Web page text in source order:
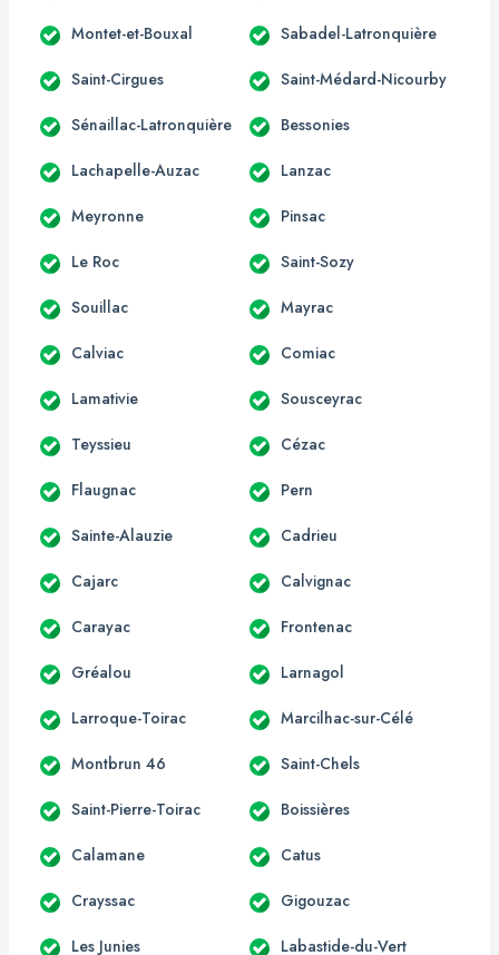
Montet-et-Bouxal Sabadel-Latronquière
Saint-Cirgues Saint-Médard-Nicourby
Sénaillac-Latronquière Bessonies
Lachapelle-Auzac Lanzac
Meyronne Pinsac
Le Roc Saint-Sozy
Souillac Mayrac
Calviac Comiac
Lamativie Sousceyrac
Teyssieu Cézac
Flaugnac Pern
Sainte-Alauzie Cadrieu
Cajarc Calvignac
Carayac Frontenac
Gréalou Larnagol
Larroque-Toirac Marcilhac-sur-Célé
Montbrun 46 Saint-Chels
Saint-Pierre-Toirac Boissières
Calamane Catus
Crayssac Gigouzac
Les Junies Labastide-du-Vert